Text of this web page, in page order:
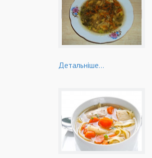
Детальніше...